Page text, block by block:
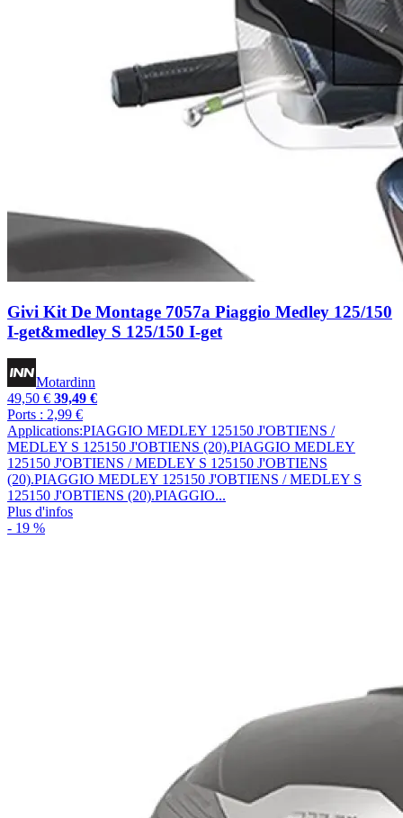
Givi Kit De Montage 7057a Piaggio Medley 125/150
I-get&medley S 125/150 I-get
Motardinn
49,50 € 39,49 €
Ports : 2,99 €
Applications:PIAGGIO MEDLEY 125150 J'OBTIENS /
MEDLEY S 125150 J'OBTIENS (20).PIAGGIO MEDLEY
125150 J'OBTIENS / MEDLEY S 125150 J'OBTIENS
(20).PIAGGIO MEDLEY 125150 J'OBTIENS / MEDLEY S
125150 J'OBTIENS (20).PIAGGIO...
Plus d'infos
- 19 %